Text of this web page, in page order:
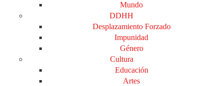
Mundo
DDHH
Desplazamiento Forzado
Impunidad
Género
Cultura
Educación
Artes